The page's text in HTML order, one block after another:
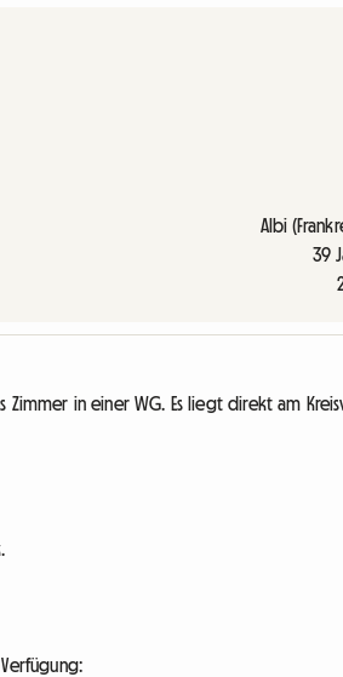
Albi
39
in einer WG. Es liegt direkt am